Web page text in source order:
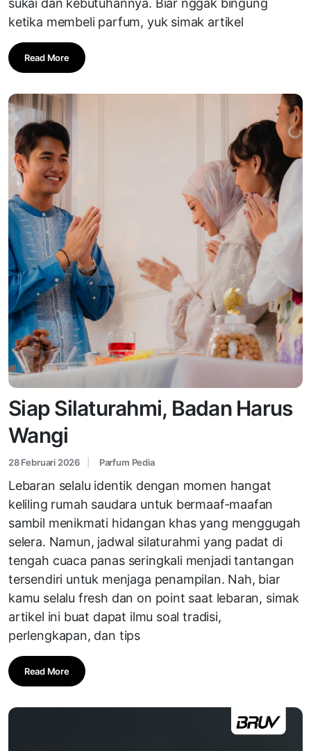
sukai dan kebutuhannya. Biar nggak bingung
ketika membeli parfum, yuk simak artikel
Read More
Siap Silaturahmi, Badan Harus
Wangi
28 Februari 2026 Parfum Pedia
Lebaran selalu identik dengan momen hangat
keliling rumah saudara untuk bermaaf-maafan
sambil menikmati hidangan khas yang menggugah
selera. Namun, jadwal silaturahmi yang padat di
tengah cuaca panas seringkali menjadi tantangan
tersendiri untuk menjaga penampilan. Nah, biar
kamu selalu fresh dan on point saat lebaran, simak
artikel ini buat dapat ilmu soal tradisi,
perlengkapan, dan tips
Read More